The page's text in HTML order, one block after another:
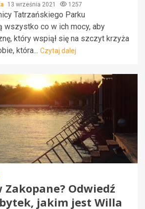
13 września 2021 1257
Tatrzańskiego Parku
wszystko co w ich mocy, aby
który wspiął się na szczyt krzyża
która... Czytaj dalej
Odwiedź
jakim jest Willa